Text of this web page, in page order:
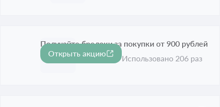
Получайте брелоки за покупки от 900 рублей
Срок акции истёк
Открыть акцию
Использовано 206 раз